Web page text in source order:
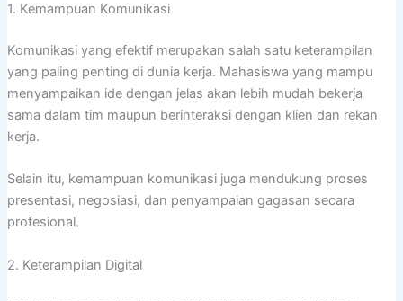
1. Kemampuan Komunikasi
Komunikasi yang efektif merupakan salah satu keterampilan
yang paling penting di dunia kerja. Mahasiswa yang mampu
menyampaikan ide dengan jelas akan lebih mudah bekerja
sama dalam tim maupun berinteraksi dengan klien dan rekan
kerja.
Selain itu, kemampuan komunikasi juga mendukung proses
presentasi, negosiasi, dan penyampaian gagasan secara
profesional.
2. Keterampilan Digital